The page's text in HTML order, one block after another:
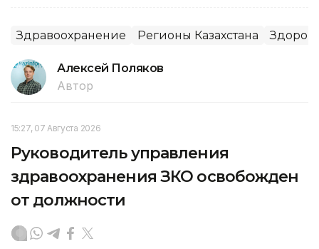
Здравоохранение Регионы Казахстана
Алексей Поляков
Автор
15:27, 07 Августа 2026
Руководитель управления
здравоохранения ЗКО освобожден
от должности